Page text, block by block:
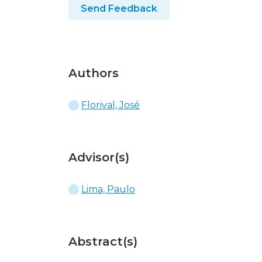
Send Feedback
Authors
Florival, José
Advisor(s)
Lima, Paulo
Abstract(s)